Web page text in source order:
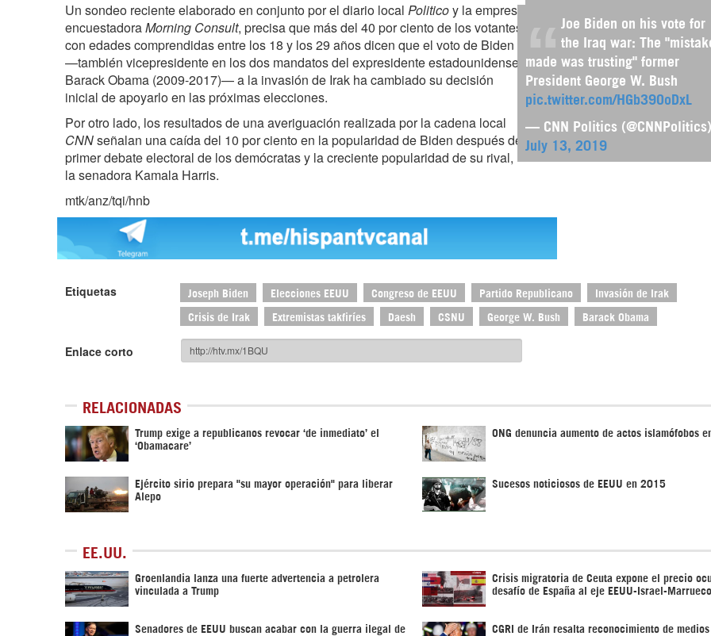
Joe Biden on his vote for
the Iraq war: The
made was trusting" former
President George W. Bush
pic.twitter.com/HGb39OoDxL
— CNN Politics (@CNNPolitics)
July 13, 2019
Un sondeo reciente elaborado en conjunto por el diario local Politicoy la empresa
encuestadoraMorning Consult, precisa que más del 40 por ciento de los votantes
con edades comprendidas entre los 18 y los 29 años dicen que el voto de Biden
—también vicepresidente en los dos mandatos del expresidente estadounidense
Barack Obama (2009-2017)— a la invasión de Irak ha cambiado su decisión
inicial de apoyarlo en las próximas elecciones.
Por otro lado, los resultados de una averiguación realizada por la cadena local
CNNseñalan una caída del 10 por ciento en la popularidad de Biden después del
primer debate electoral de los demócratas y la creciente popularidad de su rival,
la senadora Kamala Harris.
mtk/anz/tqi/hnb
Etiquetas Joseph Biden Elecciones EEUU Congreso de EEUU Partido Republicano Invasión de Irak
Crisis de Irak Extremistas takfiríes Daesh CSNU George W. Bush Barack Obama
Enlace corto
RELACIONADAS
Trump exige a republicanos revocar ‘de inmediato’ el
‘Obamacare’‎
ONG denuncia aumento de actos islamófobos
Ejército sirio prepara "su mayor operación" para liberar
Alepo
Sucesos noticiosos de EEUU en 2015
EE.UU.
Groenlandia lanza una fuerte advertencia a petrolera
vinculada a Trump
Crisis migratoria de Ceuta expone el precio
desafío de España al eje EEUU-Israel-
Senadores de EEUU buscan acabar con la guerra ilegal de CGRI de Irán resalta reconocimiento de